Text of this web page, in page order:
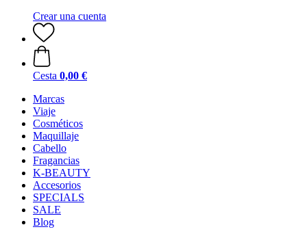
Crear una cuenta
Cesta 0,00 €
Marcas
Viaje
Cosméticos
Maquillaje
Cabello
Fragancias
K-BEAUTY
Accesorios
SPECIALS
SALE
Blog